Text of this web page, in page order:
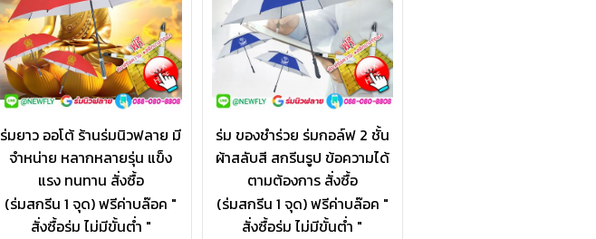
ร่มยาว ออโต้ ร้านร่มนิวฟลาย มี
จำหน่าย หลากหลายรุ่น แข็ง
แรง ทนทาน สั่งซื้อ
(ร่มสกรีน 1 จุด) ฟรีค่าบล๊อค "
สั่งซื้อร่ม ไม่มีขั้นต่ำ "
ร่ม ของชำร่วย ร่มกอล์ฟ 2 ชั้น
ผ้าสลับสี สกรีนรูป ข้อความได้
ตามต้องการ สั่งซื้อ
(ร่มสกรีน 1 จุด) ฟรีค่าบล๊อค "
สั่งซื้อร่ม ไม่มีขั้นต่ำ "